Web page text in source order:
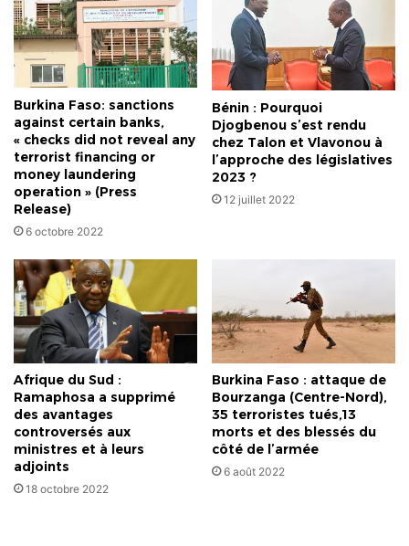
Burkina Faso: sanctions
against certain banks,
« checks did not reveal any
terrorist financing or
money laundering
operation » (Press
Release)
6 octobre 2022
Bénin : Pourquoi
Djogbenou s’est rendu
chez Talon et Vlavonou à
l’approche des législatives
2023 ?
12 juillet 2022
Afrique du Sud :
Ramaphosa a supprimé
des avantages
controversés aux
ministres et à leurs
adjoints
18 octobre 2022
Burkina Faso : attaque de
Bourzanga (Centre-Nord),
35 terroristes tués,13
morts et des blessés du
côté de l’armée
6 août 2022